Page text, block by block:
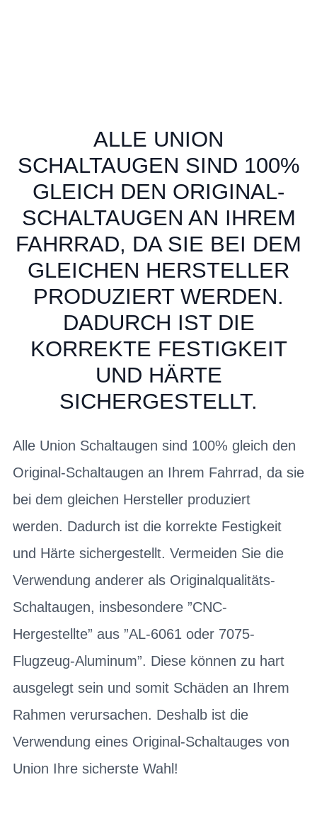
ALLE UNION
SCHALTAUGEN SIND 100%
GLEICH DEN ORIGINAL-
SCHALTAUGEN AN IHREM
FAHRRAD, DA SIE BEI DEM
GLEICHEN HERSTELLER
PRODUZIERT WERDEN.
DADURCH IST DIE
KORREKTE FESTIGKEIT
UND HÄRTE
SICHERGESTELLT.
Alle Union Schaltaugen sind 100% gleich den
Original-Schaltaugen an Ihrem Fahrrad, da sie
bei dem gleichen Hersteller produziert
werden. Dadurch ist die korrekte Festigkeit
und Härte sichergestellt. Vermeiden Sie die
Verwendung anderer als Originalqualitäts-
Schaltaugen, insbesondere ”CNC-
Hergestellte” aus ”AL-6061 oder 7075-
Flugzeug-Aluminum”. Diese können zu hart
ausgelegt sein und somit Schäden an Ihrem
Rahmen verursachen. Deshalb ist die
Verwendung eines Original-Schaltauges von
Union Ihre sicherste Wahl!